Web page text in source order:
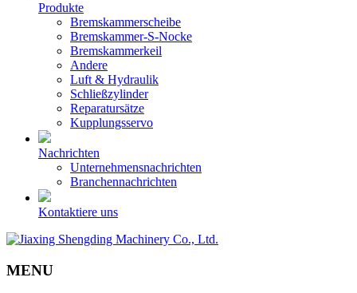
Produkte
Bremskammerscheibe
Bremskammer-S-Nocke
Bremskammerkeil
Andere
Luft & Hydraulik
Schließzylinder
Reparatursätze
Kupplungsservo
Nachrichten
Unternehmensnachrichten
Branchennachrichten
Kontaktiere uns
MENU